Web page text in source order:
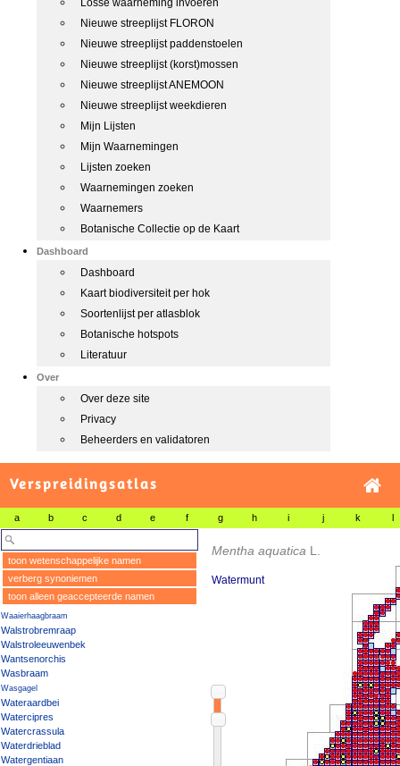
Losse waarneming invoeren
Nieuwe streeplijst FLORON
Nieuwe streeplijst paddenstoelen
Nieuwe streeplijst (korst)mossen
Nieuwe streeplijst ANEMOON
Nieuwe streeplijst weekdieren
Mijn Lijsten
Mijn Waarnemingen
Lijsten zoeken
Waarnemingen zoeken
Waarnemers
Botanische Collectie op de Kaart
Dashboard
Dashboard
Kaart biodiversiteit per hok
Soortenlijst per atlasblok
Botanische hotspots
Literatuur
Over
Over deze site
Privacy
Beheerders en validatoren
Verspreidingsatlas
a b c d e f g h i j k l
toon wetenschappelijke namen
verberg synoniemen
toon alleen geaccepteerde namen
Waaierhaagbraam
Walstrobremraap
Walstroleeuwenbek
Wantsenorchis
Wasbraam
Wasgagel
Wateraardbei
Watercipres
Watercrassula
Waterdrieblad
Watergentiaan
Mentha aquatica L.
Watermunt